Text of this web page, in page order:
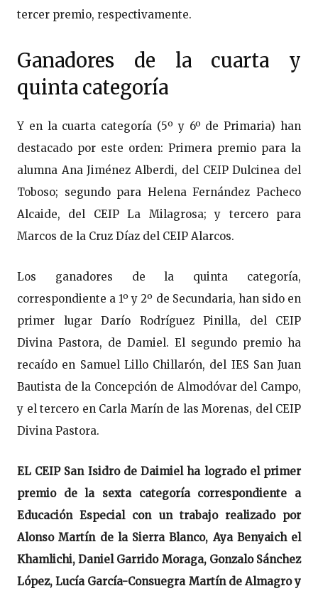
tercer premio, respectivamente.
Ganadores de la cuarta y
quinta categoría
Y en la cuarta categoría (5º y 6º de Primaria) han
destacado por este orden: Primera premio para la
alumna Ana Jiménez Alberdi, del CEIP Dulcinea del
Toboso; segundo para Helena Fernández Pacheco
Alcaide, del CEIP La Milagrosa; y tercero para
Marcos de la Cruz Díaz del CEIP Alarcos.
Los ganadores de la quinta categoría,
correspondiente a 1º y 2º de Secundaria, han sido en
primer lugar Darío Rodríguez Pinilla, del CEIP
Divina Pastora, de Damiel. El segundo premio ha
recaído en Samuel Lillo Chillarón, del IES San Juan
Bautista de la Concepción de Almodóvar del Campo,
y el tercero en Carla Marín de las Morenas, del CEIP
Divina Pastora.
EL CEIP San Isidro de Daimiel ha logrado el primer
premio de la sexta categoría correspondiente a
Educación Especial con un trabajo realizado por
Alonso Martín de la Sierra Blanco, Aya Benyaich el
Khamlichi, Daniel Garrido Moraga, Gonzalo Sánchez
López, Lucía García-Consuegra Martín de Almagro y